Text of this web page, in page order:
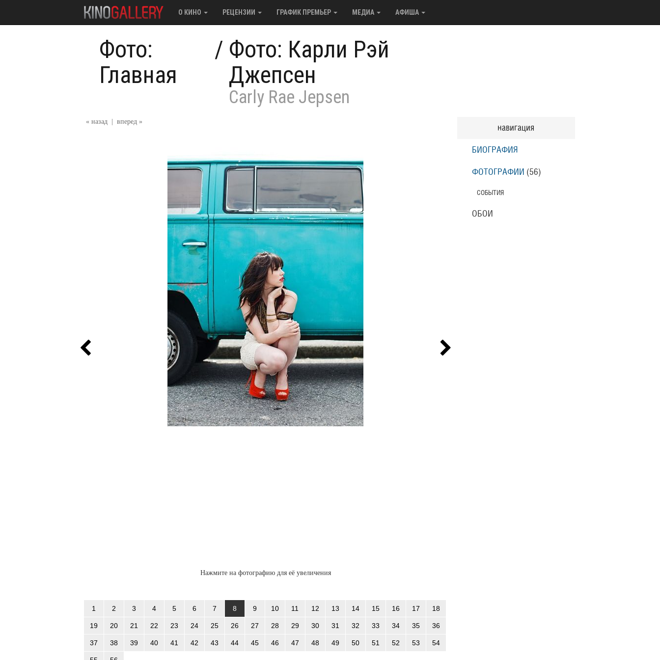
О КИНО РЕЦЕНЗИИ ГРАФИК ПРЕМЬЕР МЕДИА АФИША
Фото:
Главная
/ Фото: Карли Рэй
Джепсен
Carly Rae Jepsen
« назад вперед »
Нажмите на фотографию для её увеличения
1 2 3 4 5 6 7 8 9 10 11 12 13 14 15 16 17 18
19 20 21 22 23 24 25 26 27 28 29 30 31 32 33 34 35 36
37 38 39 40 41 42 43 44 45 46 47 48 49 50 51 52 53 54
навигация
БИОГРАФИЯ
ФОТОГРАФИИ (56)
СОБЫТИЯ
ОБОИ